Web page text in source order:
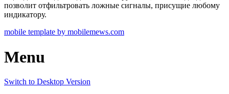
позволит отфильтровать ложные сигналы, присущие любому
индикатору.
mobile template by mobilemews.com
Menu
Switch to Desktop Version